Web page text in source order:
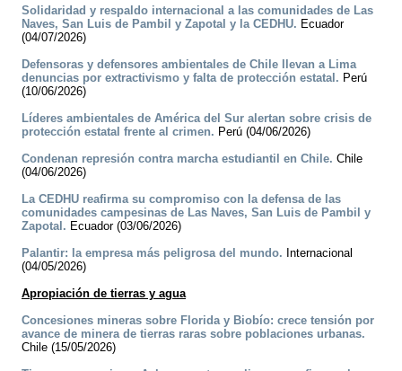
Solidaridad y respaldo internacional a las comunidades de Las
Naves, San Luis de Pambil y Zapotal y la CEDHU. Ecuador
(04/07/2026)
Defensoras y defensores ambientales de Chile llevan a Lima
denuncias por extractivismo y falta de protección estatal. Perú
(10/06/2026)
Líderes ambientales de América del Sur alertan sobre crisis de
protección estatal frente al crimen. Perú (04/06/2026)
Condenan represión contra marcha estudiantil en Chile. Chile
(04/06/2026)
La CEDHU reafirma su compromiso con la defensa de las
comunidades campesinas de Las Naves, San Luis de Pambil y
Zapotal. Ecuador (03/06/2026)
Palantir: la empresa más peligrosa del mundo. Internacional
(04/05/2026)
Apropiación de tierras y agua
Concesiones mineras sobre Florida y Biobío: crece tensión por
avance de minera de tierras raras sobre poblaciones urbanas.
Chile (15/05/2026)